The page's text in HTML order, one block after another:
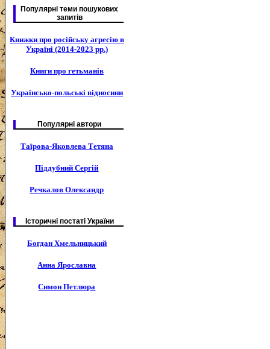
Популярні теми пошукових
запитів
Книжки про російську агресію в
Україні (2014-2023 рр.)
Книги про гетьманів
Українсько-польські відносини
Популярні автори
Таїрова-Яковлева Тетяна
Піддубний Сергій
Речкалов Олександр
Історичні постаті України
Богдан Хмельницький
Анна Ярославна
Симон Петлюра